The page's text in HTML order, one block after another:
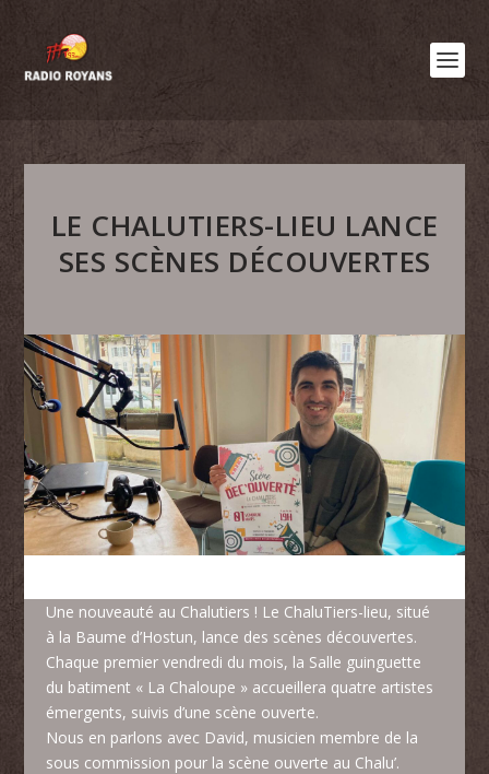
LE CHALUTIERS-LIEU LANCE
SES SCÈNES DÉCOUVERTES
Une nouveauté au Chalutiers ! Le ChaluTiers-lieu, situé
à la Baume d’Hostun, lance des scènes découvertes.
Chaque premier vendredi du mois, la Salle guinguette
du batiment « La Chaloupe » accueillera quatre artistes
émergents, suivis d’une scène ouverte.
Nous en parlons avec David, musicien membre de la
sous commission pour la scène ouverte au Chalu’.